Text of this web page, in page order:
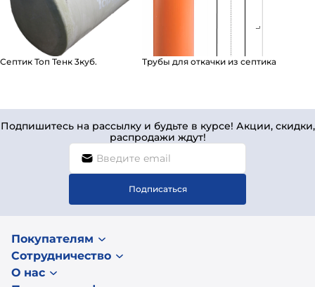
Септик Топ Тенк 3куб. Трубы для откачки из септика
Подпишитесь на рассылку и будьте в курсе! Акции, скидки,
распродажи ждут!
Подписаться
Покупателям
Сотрудничество
О нас